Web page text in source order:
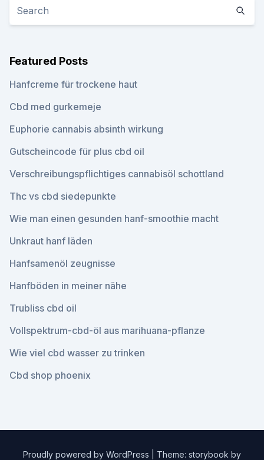
Featured Posts
Hanfcreme für trockene haut
Cbd med gurkemeje
Euphorie cannabis absinth wirkung
Gutscheincode für plus cbd oil
Verschreibungspflichtiges cannabisöl schottland
Thc vs cbd siedepunkte
Wie man einen gesunden hanf-smoothie macht
Unkraut hanf läden
Hanfsamenöl zeugnisse
Hanfböden in meiner nähe
Trubliss cbd oil
Vollspektrum-cbd-öl aus marihuana-pflanze
Wie viel cbd wasser zu trinken
Cbd shop phoenix
Proudly powered by WordPress Theme: storybook by